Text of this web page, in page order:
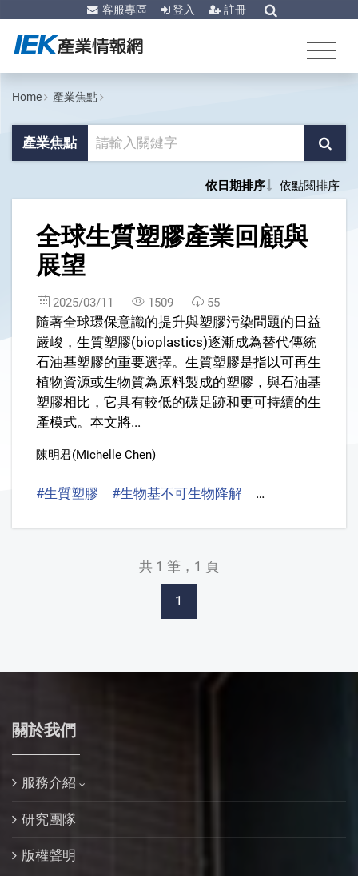
客服專區 登入 註冊
Home 產業焦點
產業焦點
依日期排序 依點閱排序
全球生質塑膠產業回顧與
展望
2025/03/11 1509 55
隨著全球環保意識的提升與塑膠污染問題的日益
嚴峻，生質塑膠(bioplastics)逐漸成為替代傳統
石油基塑膠的重要選擇。生質塑膠是指以可再生
植物資源或生物質為原料製成的塑膠，與石油基
塑膠相比，它具有較低的碳足跡和更可持續的生
產模式。本文將...
陳明君(Michelle Chen)
#生質塑膠 #生物基不可生物降解 #生物基可生物
共 1 筆，1 頁
1
關於我們
服務介紹
研究團隊
版權聲明